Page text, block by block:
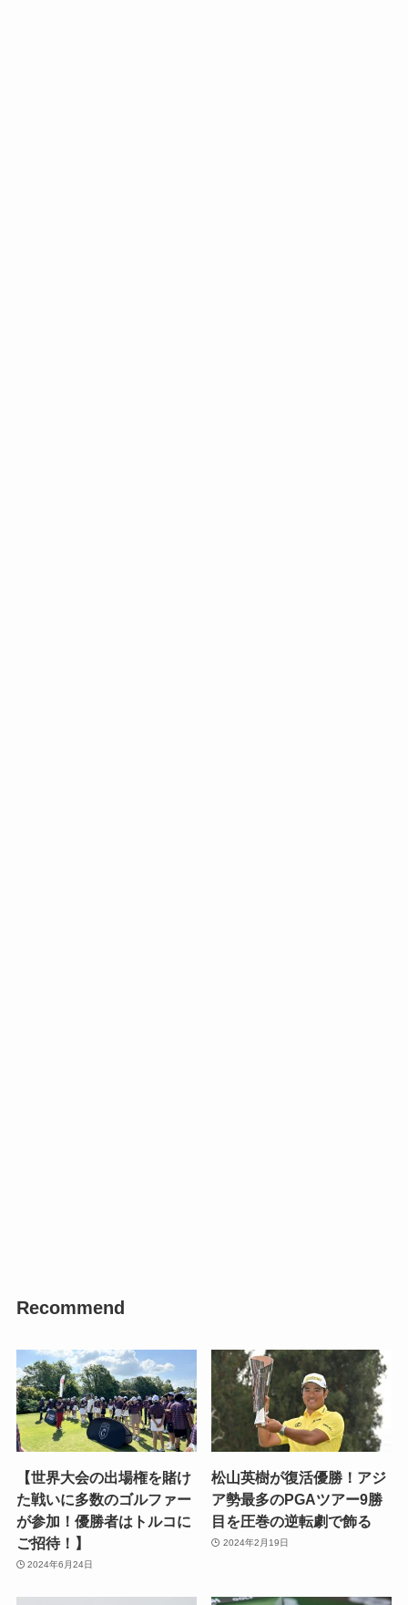
Recommend
【世界大会の出場権を賭け
た戦いに多数のゴルファー
が参加！優勝者はトルコに
ご招待！】
2024年6月24日
松山英樹が復活優勝！アジ
ア勢最多のPGAツアー9勝
目を圧巻の逆転劇で飾る
2024年2月19日